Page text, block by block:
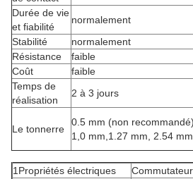
Durée de vie
et fiabilité
normalement
Stabilité
normalement
Résistance
faible
Coût
faible
Temps de
réalisation
2 à 3 jours
Le tonnerre
0.5 mm (non recommandé),
1,0 mm,1.27 mm, 2.54 mm
1Propriétés électriques